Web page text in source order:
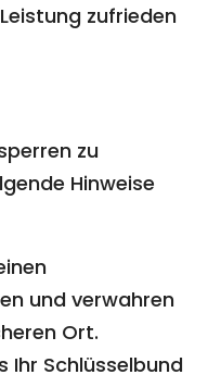
zufrieden
zu
Hinweise
und verwahren
Ort.
Ihr Schlüsselbund